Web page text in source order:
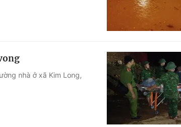
nhà ở xã Kim Long,